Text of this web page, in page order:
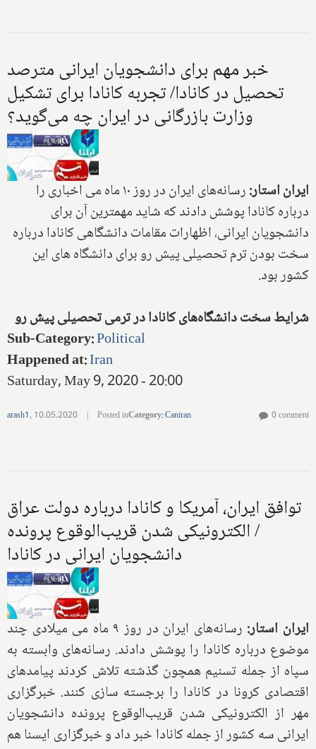
خبر مهم برای دانشجویان ایرانی مترصد
تحصیل در کانادا/ تجربه کانادا برای تشکیل
وزارت بازرگانی در ایران چه می‌گوید؟
ایران استار:
رسانه‌های ایران در روز ۱۰ ماه می اخباری را
درباره کانادا پوشش دادند که شاید مهمترین آن برای
دانشجویان ایرانی، اظهارات مقامات دانشگاهی کانادا درباره
سخت بودن ترم تحصیلی پیش رو برای دانشگاه های این
کشور بود.
شرایط سخت دانشگاه‌های کانادا در ترمی تحصیلی پیش رو
Sub-Category:Political
Happened at:Iran
Saturday, May 9, 2020 - 20:00
arash1, 10.05.2020 | Posted inCategory:Caniran 0 comment
توافق ایران، آمریکا و کانادا درباره دولت عراق
/ الکترونیکی شدن قریب‌الوقوع پرونده
دانشجویان ایرانی در کانادا
ایران استار:
رسانه‌های ایران در روز ۹ ماه می میلادی چند
موضوع درباره کانادا را پوشش دادند. رسانه‌های وابسته به
سپاه از جمله تسنیم همچون گذشته تلاش کردند پیامدهای
اقتصادی کرونا در کانادا را برجسته سازی کنند. خبرگزاری
مهر از الکترونیکی شدن قریب‌الوقوع پرونده دانشجویان
ایرانی سه کشور از جمله کانادا خبر داد و خبرگزاری ایسنا هم